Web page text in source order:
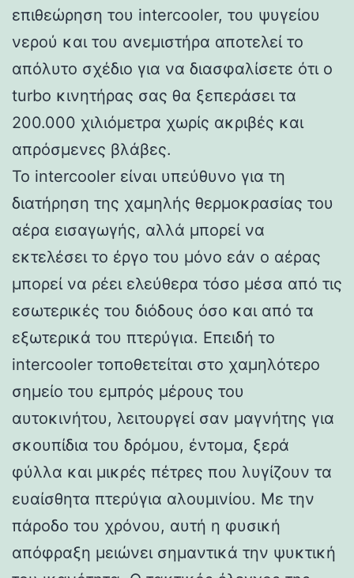
επιθεώρηση του intercooler, του ψυγείου
νερού και του ανεμιστήρα αποτελεί το
απόλυτο σχέδιο για να διασφαλίσετε ότι ο
turbo κινητήρας σας θα ξεπεράσει τα
200.000 χιλιόμετρα χωρίς ακριβές και
απρόσμενες βλάβες.
Το intercooler είναι υπεύθυνο για τη
διατήρηση της χαμηλής θερμοκρασίας του
αέρα εισαγωγής, αλλά μπορεί να
εκτελέσει το έργο του μόνο εάν ο αέρας
μπορεί να ρέει ελεύθερα τόσο μέσα από τις
εσωτερικές του διόδους όσο και από τα
εξωτερικά του πτερύγια. Επειδή το
intercooler τοποθετείται στο χαμηλότερο
σημείο του εμπρός μέρους του
αυτοκινήτου, λειτουργεί σαν μαγνήτης για
σκουπίδια του δρόμου, έντομα, ξερά
φύλλα και μικρές πέτρες που λυγίζουν τα
ευαίσθητα πτερύγια αλουμινίου. Με την
πάροδο του χρόνου, αυτή η φυσική
απόφραξη μειώνει σημαντικά την ψυκτική